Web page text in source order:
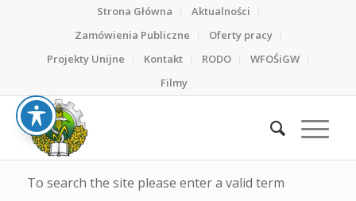
Strona Główna
Aktualności
Zamówienia Publiczne
Oferty pracy
Projekty Unijne
Kontakt RODO
WFOŚiGW
Filmy
To search the site please enter a valid term